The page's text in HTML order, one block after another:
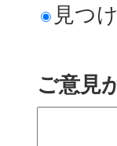
見つ
ご意見